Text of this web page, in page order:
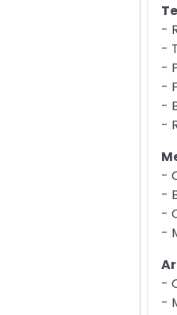
-
-
-
-
-
-
-
-
-
-
-
-